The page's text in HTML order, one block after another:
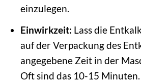
einzulegen.
Einwirkzeit: Lass die
auf der Verpackung des
angegebene Zeit in der
Oft sind das 10-15